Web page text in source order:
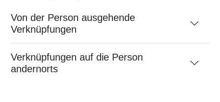
Von der Person ausgehende
Verknüpfungen
Verknüpfungen auf die Person
andernorts